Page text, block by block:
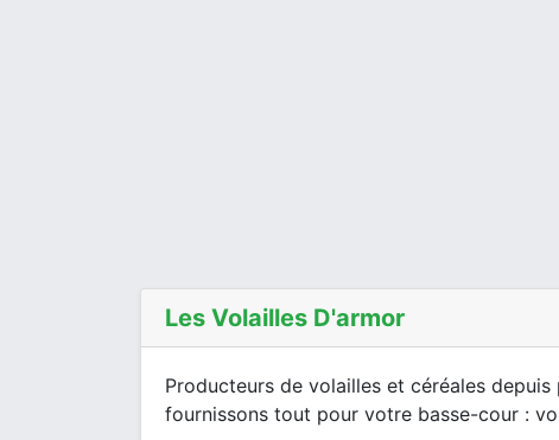
Les Volailles D'armor
Producteurs de volailles et céréales
fournissons tout pour votre basse-cour :